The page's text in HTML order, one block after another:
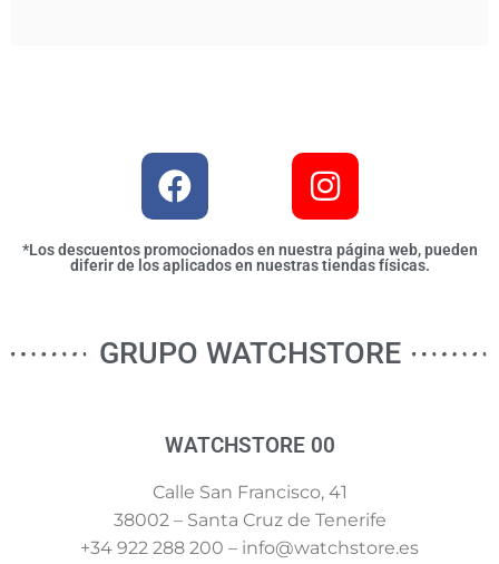
*Los descuentos promocionados en nuestra página web, pueden
diferir de los aplicados en nuestras tiendas físicas.
GRUPO WATCHSTORE
WATCHSTORE 00
Calle San Francisco, 41
38002 – Santa Cruz de Tenerife
+34 922 288 200 – info@watchstore.es